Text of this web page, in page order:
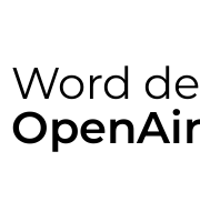
Word